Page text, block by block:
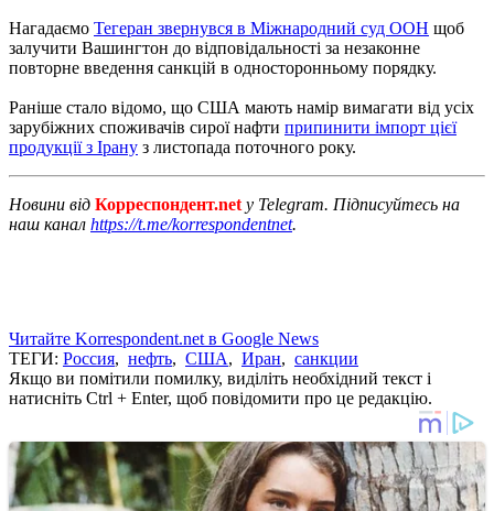
Нагадаємо Тегеран звернувся в Міжнародний суд ООН щоб
залучити Вашингтон до відповідальності за незаконне
повторне введення санкцій в односторонньому порядку.
Раніше стало відомо, що США мають намір вимагати від усіх
зарубіжних споживачів сирої нафти припинити імпорт цієї
продукції з Ірану з листопада поточного року.
Новини від Корреспондент.net у Telegram. Підписуйтесь на
наш канал https://t.me/korrespondentnet.
Читайте Korrespondent.net в Google News
ТЕГИ: Россия, нефть, США, Иран, санкции
Якщо ви помітили помилку, виділіть необхідний текст і
натисніть Ctrl + Enter, щоб повідомити про це редакцію.